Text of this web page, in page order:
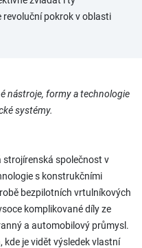
revoluční pokrok v oblasti
nástroje, formy a technologie
systémy.
strojírenská společnost v
s konstrukčními
bezpilotních vrtulníkových
komplikované díly ze
a automobilový průmysl.
je vidět výsledek vlastní